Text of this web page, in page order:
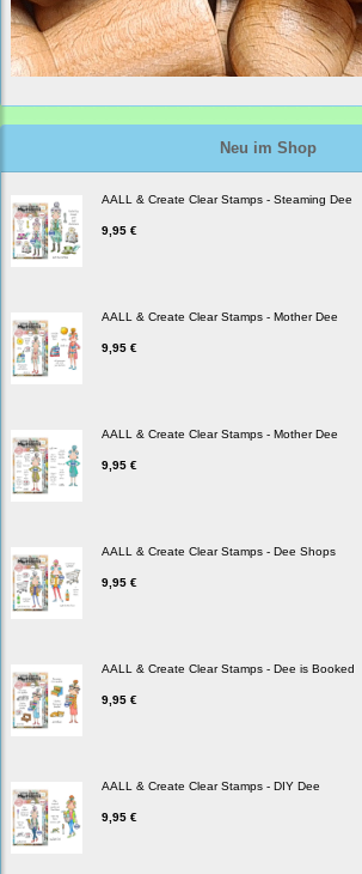
Neu im Shop
AALL & Create Clear Stamps - Steaming Dee
9,95 €
AALL & Create Clear Stamps - Mother Dee
9,95 €
AALL & Create Clear Stamps - Mother Dee
9,95 €
AALL & Create Clear Stamps - Dee Shops
9,95 €
AALL & Create Clear Stamps - Dee is Booked
9,95 €
AALL & Create Clear Stamps - DIY Dee
9,95 €